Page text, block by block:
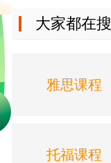
大家都在搜
雅思课程
托福课程